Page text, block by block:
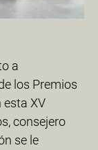
a
los Premios
esta XV
consejero
se le